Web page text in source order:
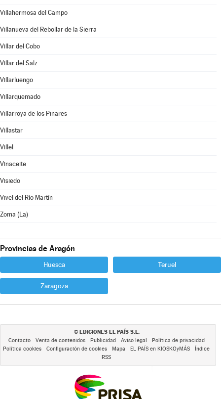
Villahermosa del Campo
Villanueva del Rebollar de la Sierra
Villar del Cobo
Villar del Salz
Villarluengo
Villarquemado
Villarroya de los Pinares
Villastar
Villel
Vinaceite
Visiedo
Vivel del Río Martín
Zoma (La)
Provincias de Aragón
Huesca Teruel
Zaragoza
© EDICIONES EL PAÍS S.L.
Contacto Venta de contenidos Publicidad Aviso legal
Política de privacidad
Política cookies
Configuración de cookies Mapa EL PAÍS en KIOSKOyMÁS
Índice
RSS